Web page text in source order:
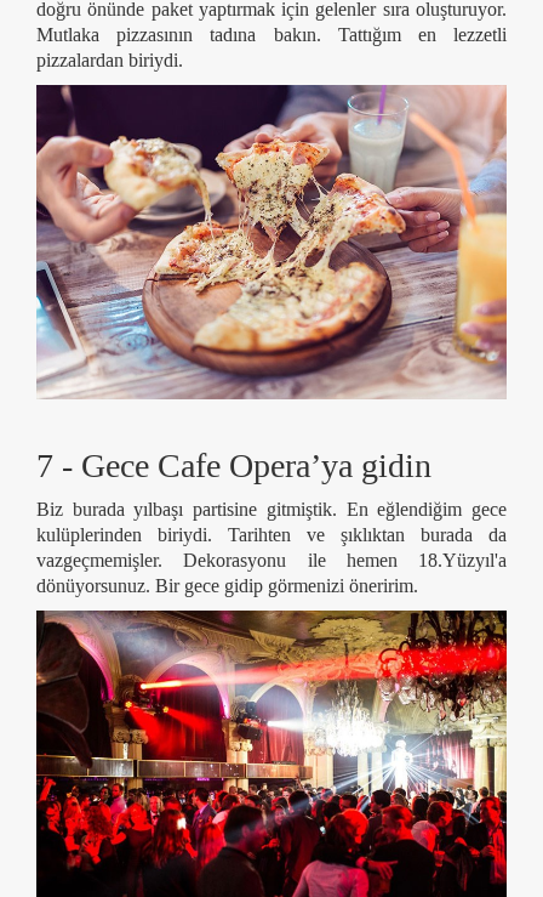
doğru önünde paket yaptırmak için gelenler sıra oluşturuyor.
Mutlaka pizzasının tadına bakın. Tattığım en lezzetli
pizzalardan biriydi.
7 - Gece Cafe Opera’ya gidin
Biz burada yılbaşı partisine gitmiştik. En eğlendiğim gece
kulüplerinden biriydi. Tarihten ve şıklıktan burada da
vazgeçmemişler. Dekorasyonu ile hemen 18.Yüzyıl'a
dönüyorsunuz. Bir gece gidip görmenizi öneririm.